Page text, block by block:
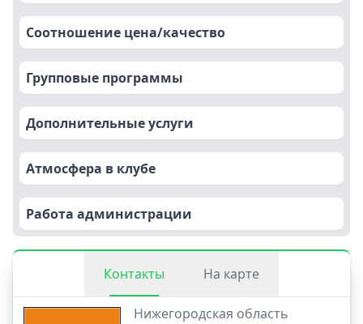
Соотношение цена/качество
Групповые программы
Дополнительные услуги
Атмосфера в клубе
Работа администрации
Контакты На карте
Нижегородская область